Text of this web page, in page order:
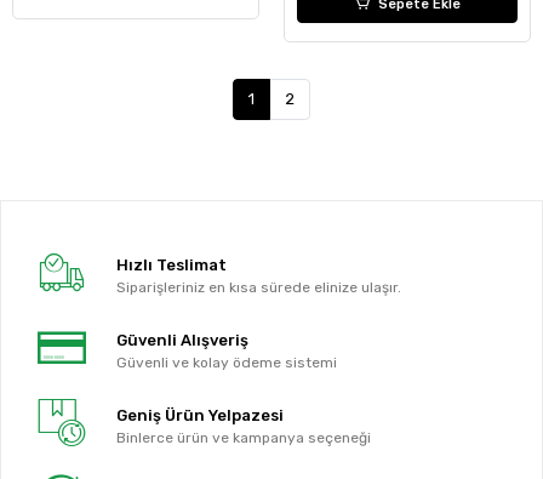
Sepete Ekle
1 2
Hızlı Teslimat
Siparişleriniz en kısa sürede elinize ulaşır.
Güvenli Alışveriş
Güvenli ve kolay ödeme sistemi
Geniş Ürün Yelpazesi
Binlerce ürün ve kampanya seçeneği